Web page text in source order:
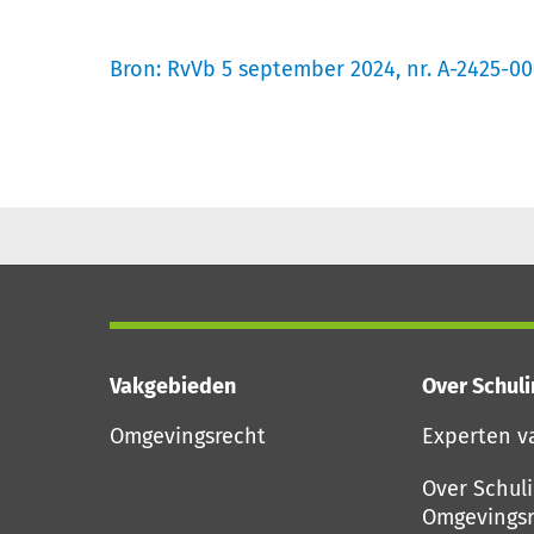
Bron: RvVb 5 september 2024, nr. A-2425-
Vakgebieden
Omgevingsrecht
Over
Experten
Over